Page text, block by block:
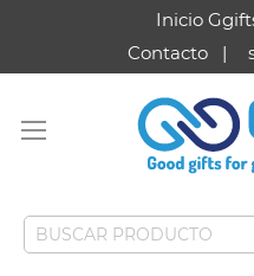
Inicio
Contacto